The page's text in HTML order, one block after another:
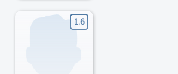
1.6